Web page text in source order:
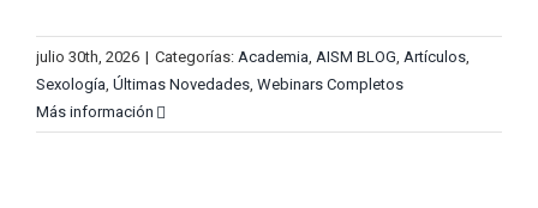
julio 30th, 2026 | Categorías: Academia, AISM BLOG, Artículos,
Sexología, Últimas Novedades, Webinars Completos
Más información